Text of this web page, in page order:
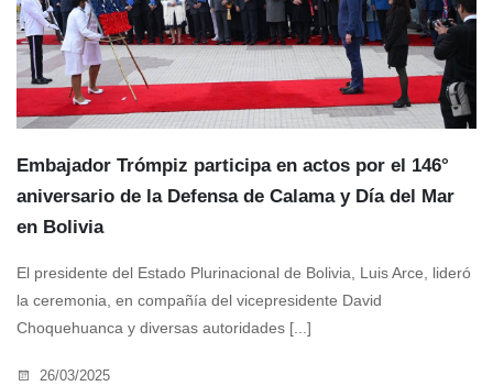
Embajador Trómpiz participa en actos por el 146°
aniversario de la Defensa de Calama y Día del Mar
en Bolivia
El presidente del Estado Plurinacional de Bolivia, Luis Arce, lideró
la ceremonia, en compañía del vicepresidente David
Choquehuanca y diversas autoridades [...]
26/03/2025